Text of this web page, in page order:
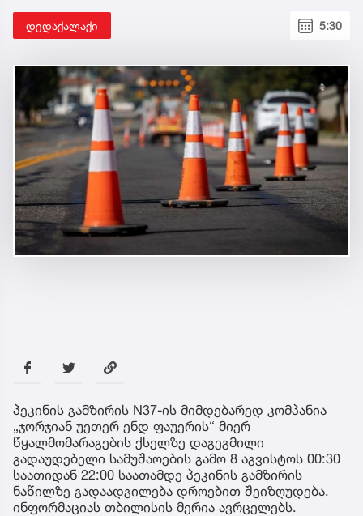
დედაქალაქი 5:30
პეკინის გამზირის N37-ის მიმდებარედ კომპანია
„ჯორჯიან უეთერ ენდ ფაუერის“ მიერ
წყალმომარაგების ქსელზე დაგეგმილი
გადაუდებელი სამუშაოების გამო 8 აგვისტოს 00:30
საათიდან 22:00 საათამდე პეკინის გამზირის
ნაწილზე გადაადგილება დროებით შეიზღუდება.
ინფორმაციას თბილისის მერია ავრცელებს.